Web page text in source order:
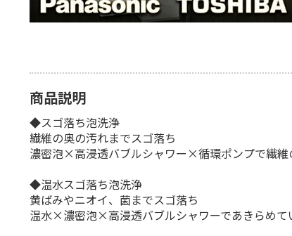
商品説明
◆スゴ落ち泡洗浄
繊維の奥の汚れまでスゴ落ち
濃密泡×高浸透バブルシャワー×循環ポンプで繊
◆温水スゴ落ち泡洗浄
黄ばみやニオイ、菌までスゴ落ち
温水×濃密泡×高浸透バブルシャワーであきらめて